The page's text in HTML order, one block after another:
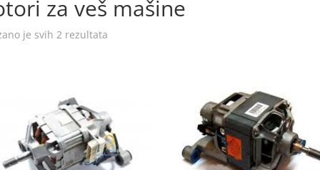
za veš mašine
je svih 2 rezultata